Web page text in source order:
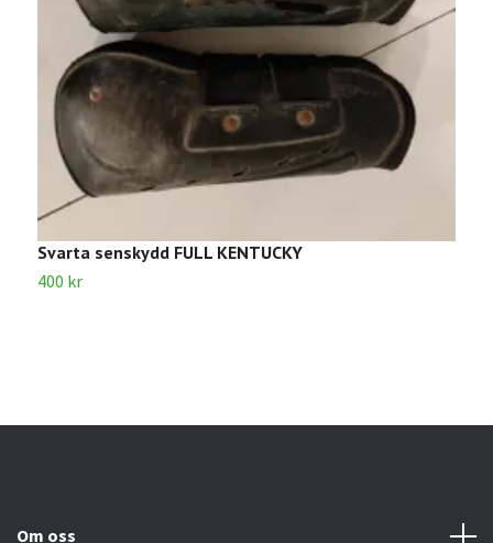
Svarta senskydd FULL KENTUCKY
400 kr
Om oss